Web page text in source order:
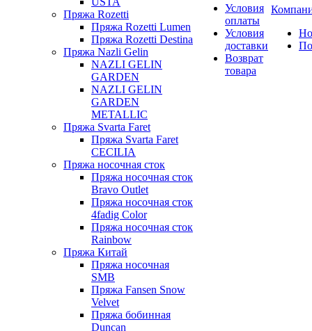
Пряжа Rozetti
Пряжа Rozetti Lumen
Пряжа Rozetti Destina
Пряжа Nazli Gelin
NAZLI GELIN
GARDEN
NAZLI GELIN
GARDEN
METALLIC
Пряжа Svarta Faret
Пряжа Svarta Faret
CECILIA
Пряжа носочная сток
Пряжа носочная сток
Bravo Outlet
Пряжа носочная сток
4fadig Color
Пряжа носочная сток
Rainbow
Пряжа Китай
Пряжа носочная
SMB
Пряжа Fansen Snow
Velvet
Пряжа бобинная
Duncan
Условия
оплаты
Условия
доставки
Возврат
товара